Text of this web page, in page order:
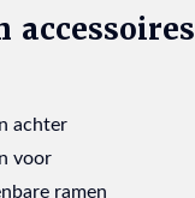
accessoires
achter
voor
ramen